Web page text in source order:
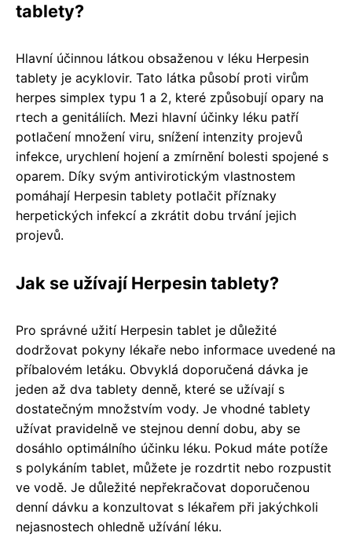
tablety?
Hlavní účinnou látkou obsaženou v léku Herpesin
tablety je acyklovir. Tato látka působí proti virům
herpes simplex typu 1 a 2, které způsobují opary na
rtech a genitáliích. Mezi hlavní účinky léku patří
potlačení množení viru, snížení intenzity projevů
infekce, urychlení hojení a zmírnění bolesti spojené s
oparem. Díky svým antivirotickým vlastnostem
pomáhají Herpesin tablety potlačit příznaky
herpetických infekcí a zkrátit dobu trvání jejich
projevů.
Jak se užívají Herpesin tablety?
Pro správné užití Herpesin tablet je důležité
dodržovat pokyny lékaře nebo informace uvedené na
příbalovém letáku. Obvyklá doporučená dávka je
jeden až dva tablety denně, které se užívají s
dostatečným množstvím vody. Je vhodné tablety
užívat pravidelně ve stejnou denní dobu, aby se
dosáhlo optimálního účinku léku. Pokud máte potíže
s polykáním tablet, můžete je rozdrtit nebo rozpustit
ve vodě. Je důležité nepřekračovat doporučenou
denní dávku a konzultovat s lékařem při jakýchkoli
nejasnostech ohledně užívání léku.